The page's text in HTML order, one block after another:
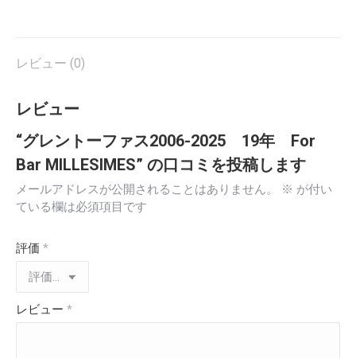
レビュー (0)
レビュー
“グレントーファス2006-2025 19年 For
Bar MILLESIMES” の口コミを投稿します
メールアドレスが公開されることはありません。 ※ が付い
ている欄は必須項目です
評価 *
レビュー *